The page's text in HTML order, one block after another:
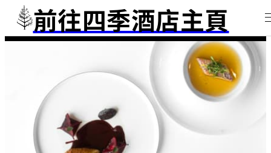
前往四季酒店主頁